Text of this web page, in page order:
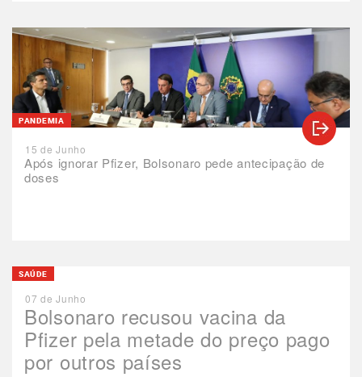
Após ignorar Pfizer, Bolsonaro pede antecipação de
doses
PANDEMIA
15 de Junho
Bolsonaro recusou vacina da
Pfizer pela metade do preço pago
por outros países
SAÚDE
07 de Junho